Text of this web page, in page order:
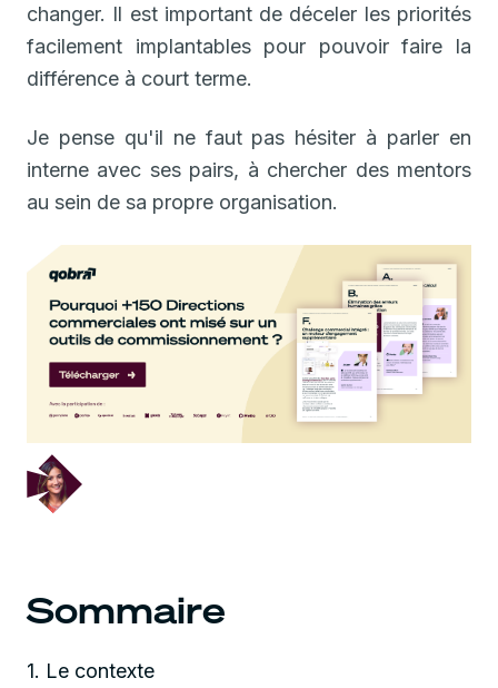
changer. Il est important de déceler les priorités
facilement implantables pour pouvoir faire la
différence à court terme.
Je pense qu'il ne faut pas hésiter à parler en
interne avec ses pairs, à chercher des mentors
au sein de sa propre organisation.
Sommaire
1. Le contexte